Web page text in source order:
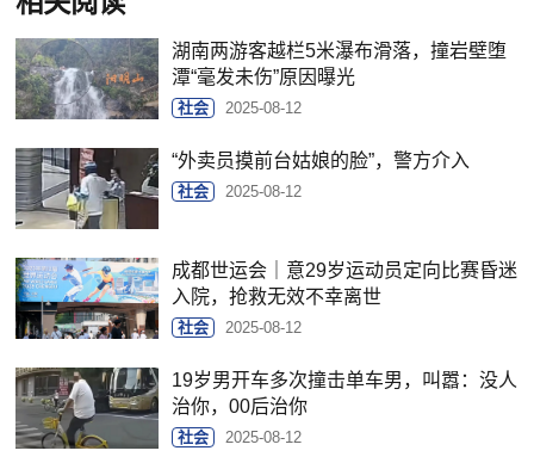
湖南两游客越栏5米瀑布滑落，撞岩壁堕
潭“毫发未伤”原因曝光
社会 2025-08-12
“外卖员摸前台姑娘的脸”，警方介入
社会 2025-08-12
成都世运会｜意29岁运动员定向比赛昏迷
入院，抢救无效不幸离世
社会 2025-08-12
19岁男开车多次撞击单车男，叫嚣：没人
治你，00后治你
社会 2025-08-12